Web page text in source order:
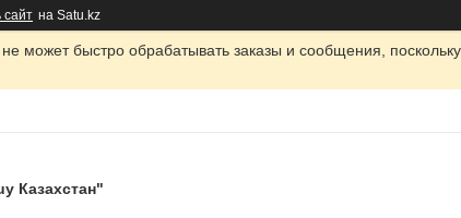
сайт на Satu.kz
может быстро обрабатывать заказы и сообщения,
Казахстан"